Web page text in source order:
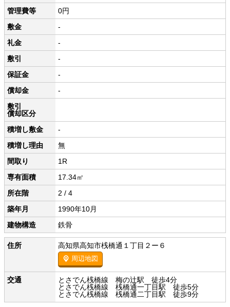
管理費等
0円
敷金
-
礼金
-
敷引
-
保証金
-
償却金
-
敷引
償却区分
積増し敷金
-
積増し理由
無
間取り
1R
専有面積
17.34㎡
所在階
2 / 4
築年月
1990年10月
建物構造
鉄骨
住所 高知県高知市桟橋通１丁目２ー６
周辺地図
交通
とさでん桟橋線 梅の辻駅 徒歩4分
とさでん桟橋線 桟橋通一丁目駅 徒歩5分
とさでん桟橋線 桟橋通二丁目駅 徒歩9分